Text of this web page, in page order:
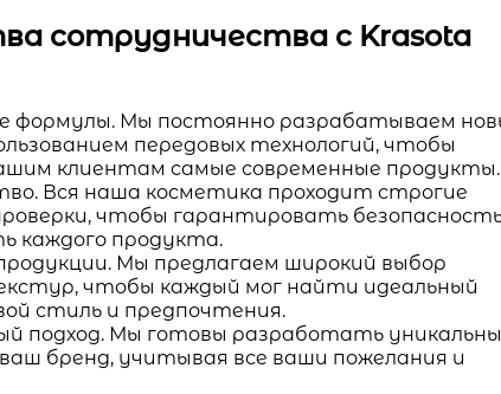
сотрудничества с Krasota
формулы. Мы постоянно разрабатываем
передовых технологий, чтобы
клиентам самые современные продукты.
Вся наша косметика проходит строгие
чтобы гарантировать
каждого продукта.
Мы предлагаем широкий выбор
чтобы каждый мог найти идеальный
стиль и предпочтения.
подход. Мы готовы разработать
бренд, учитывая все ваши пожелания и